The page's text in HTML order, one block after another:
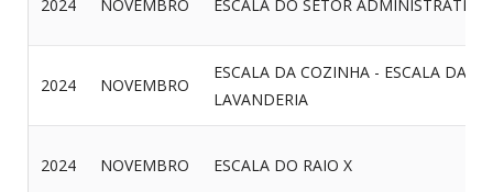
2024 NOVEMBRO ESCALA DO SETOR ADMINISTRATIVO
2024 NOVEMBRO
ESCALA DA COZINHA - ESCALA DA
LAVANDERIA
2024 NOVEMBRO ESCALA DO RAIO X